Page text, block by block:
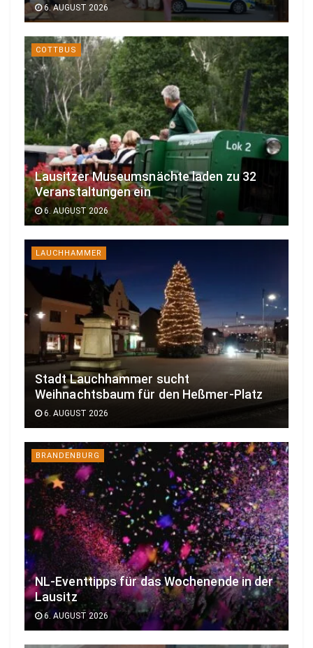
6. AUGUST 2026
COTTBUS
Lausitzer Museumsnächte laden zu 32
Veranstaltungen ein
6. AUGUST 2026
LAUCHHAMMER
Stadt Lauchhammer sucht
Weihnachtsbaum für den Heßmer-Platz
6. AUGUST 2026
BRANDENBURG
NL-Eventtipps für das Wochenende in der
Lausitz
6. AUGUST 2026